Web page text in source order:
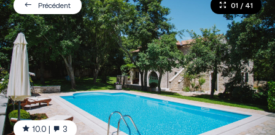
Précédent
10.0 | 3
01 / 41